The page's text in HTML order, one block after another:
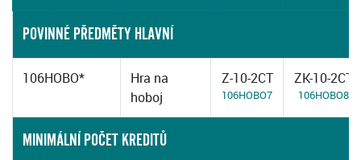
POVINNÉ PŘEDMĚTY HLAVNÍ
106HOBO*
Hra na
hoboj
Z-10-2CT
106HOBO7
ZK-10-2CT
106HOBO8
MINIMÁLNÍ POČET KREDITŮ